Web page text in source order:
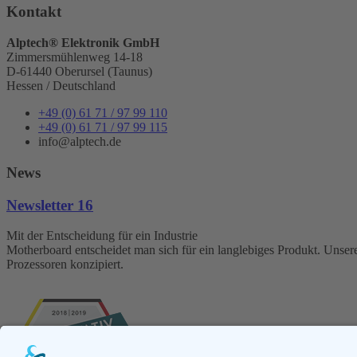
Kontakt
Alptech® Elektronik GmbH
Zimmersmühlenweg 14-18
D-61440 Oberursel (Taunus)
Hessen / Deutschland
+49 (0) 61 71 / 97 99 110
+49 (0) 61 71 / 97 99 115
info@alptech.de
News
Newsletter 16
Mit der Entscheidung für ein Industrie
Motherboard entscheidet man sich für ein langlebiges Produkt.
Prozessoren konzipiert.